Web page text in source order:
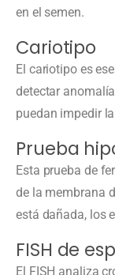
en el semen.
Cariotipo
El cariotipo es
detectar
puedan impedir
Prueba
Esta prueba de
de la membrana
está dañada, los
FISH de
El FISH analiza